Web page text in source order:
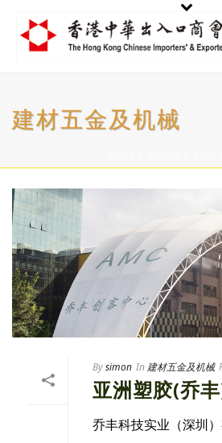
建材五金及机械
Bysimon In 建材五金及机械
亚洲塑胶(乔
乔丰科技实业（深圳